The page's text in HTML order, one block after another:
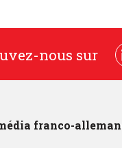
nous sur
franco-